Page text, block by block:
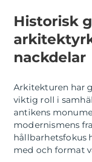
Historisk
nackdelar
Arkitekturen har
viktig roll i
antikens
modernismens
hållbarhetsfokus
med och format